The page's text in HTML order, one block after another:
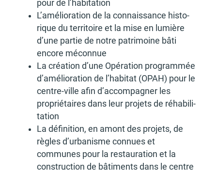
pour de l’ha­bi­ta­tion
L’amé­lio­ra­tion de la connais­sance histo­
rique du terri­toire et la mise en lumière
d’une partie de notre patri­moine bâti
encore mécon­nue
La créa­tion d’une Opéra­tion program­mée
d’amé­lio­ra­tion de l’ha­bi­tat (OPAH) pour le
centre-ville afin d’ac­com­pa­gner les
proprié­taires dans leur projets de réha­bi­li­
ta­tion
La défi­ni­tion, en amont des projets, de
règles d’ur­ba­nisme connues et
communes pour la restau­ra­tion et la
construc­tion de bâti­ments dans le centre